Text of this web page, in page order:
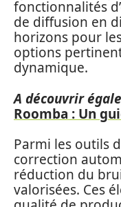
fonctionnalités
de diffusion en
horizons pour
options
dynamique.
A découvrir
Roomba : Un
Parmi les outils
correction
réduction du
valorisées. Ces